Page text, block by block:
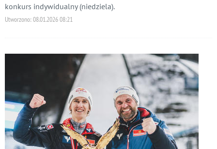
konkurs indywidualny (niedziela).
Utworzono:08.01.2026 08:21